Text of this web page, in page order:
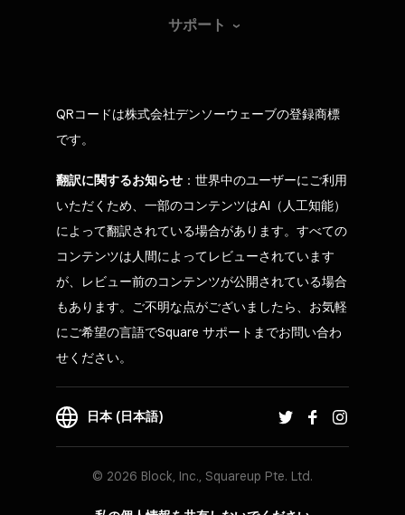
サポート
QRコードは株式会社デンソーウェーブの登録商標
です。
翻訳に関するお知らせ ：世界中のユーザーにご利用
いただくため、一部のコンテンツはAI（人工知能）
によって翻訳されている場合があります。すべての
コンテンツは人間によってレビューされています
が、レビュー前のコンテンツが公開されている場合
もあります。ご不明な点がございましたら、お気軽
にご希望の言語でSquare サポートまでお問い合わ
せください。
日本 (日本語)
© 2026 Block, Inc., Squareup Pte. Ltd.